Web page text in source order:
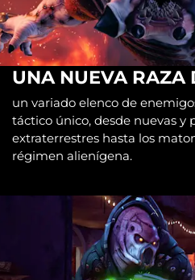
UNA NUEVA RAZA
un variado elenco de
táctico único, desde nuevas y
extraterrestres hasta los
régimen alienígena.